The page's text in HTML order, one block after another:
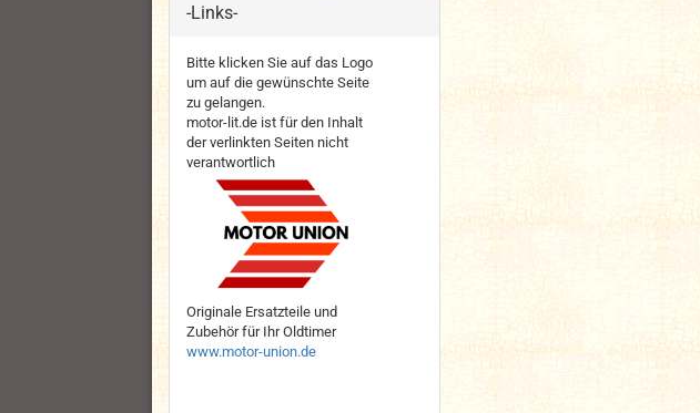
-Links-
Bitte klicken Sie auf das Logo
um auf die gewünschte Seite
zu gelangen.
motor-lit.de ist für den Inhalt
der verlinkten Seiten nicht
verantwortlich
Originale Ersatzteile und
Zubehör für Ihr Oldtimer
www.motor-union.de